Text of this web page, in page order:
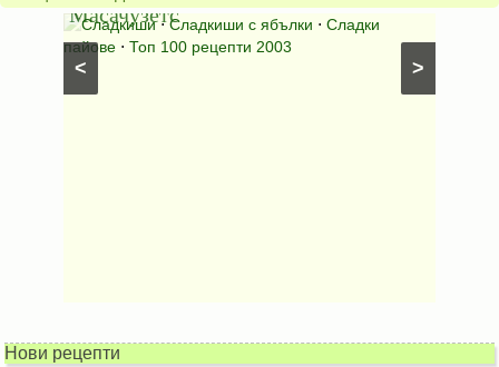
>
<
Масачузетс
Сладкиши⋅Сладкиши с ябълки ⋅ Сладки
пайове ⋅ Топ 100 рецепти 2003
мама
Нови рецепти